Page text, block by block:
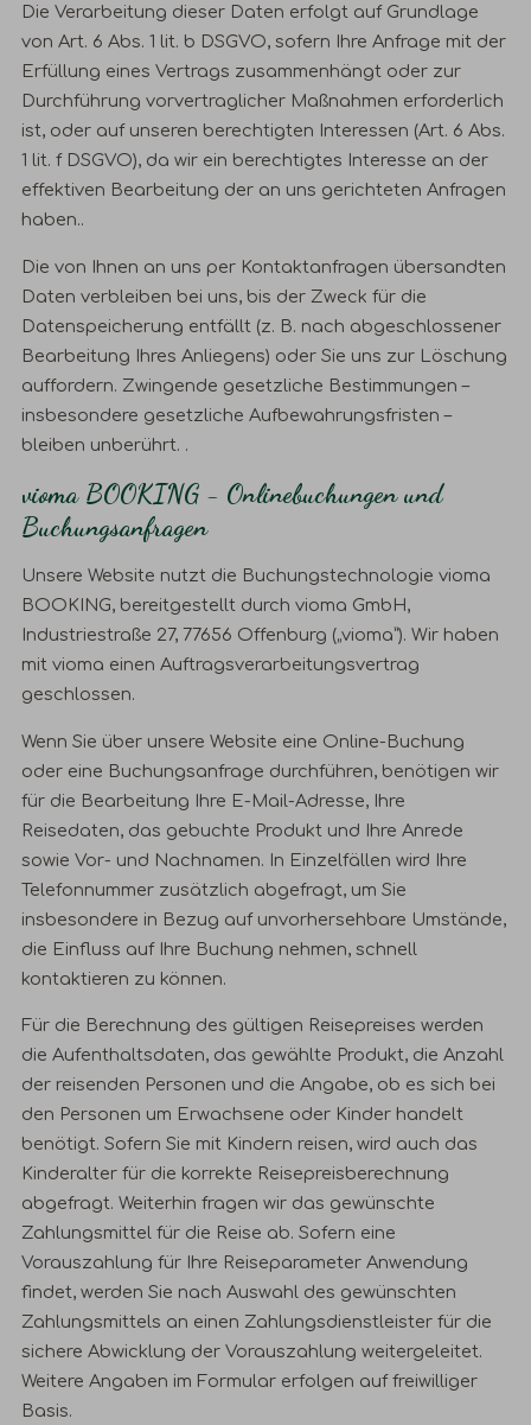
Die Verarbeitung dieser Daten erfolgt auf Grundlage
von Art. 6 Abs. 1 lit. b DSGVO, sofern Ihre Anfrage mit der
Erfüllung eines Vertrags zusammenhängt oder zur
Durchführung vorvertraglicher Maßnahmen erforderlich
ist, oder auf unseren berechtigten Interessen (Art. 6 Abs.
1 lit. f DSGVO), da wir ein berechtigtes Interesse an der
effektiven Bearbeitung der an uns gerichteten Anfragen
haben..
Die von Ihnen an uns per Kontaktanfragen übersandten
Daten verbleiben bei uns, bis der Zweck für die
Datenspeicherung entfällt (z. B. nach abgeschlossener
Bearbeitung Ihres Anliegens) oder Sie uns zur Löschung
auffordern. Zwingende gesetzliche Bestimmungen –
insbesondere gesetzliche Aufbewahrungsfristen –
bleiben unberührt. .
vioma BOOKING - Onlinebuchungen und
Buchungsanfragen
Unsere Website nutzt die Buchungstechnologie vioma
BOOKING, bereitgestellt durch vioma GmbH,
Industriestraße 27, 77656 Offenburg („vioma”). Wir haben
mit vioma einen Auftragsverarbeitungsvertrag
geschlossen.
Wenn Sie über unsere Website eine Online-Buchung
oder eine Buchungsanfrage durchführen, benötigen wir
für die Bearbeitung Ihre E-Mail-Adresse, Ihre
Reisedaten, das gebuchte Produkt und Ihre Anrede
sowie Vor- und Nachnamen. In Einzelfällen wird Ihre
Telefonnummer zusätzlich abgefragt, um Sie
insbesondere in Bezug auf unvorhersehbare Umstände,
die Einfluss auf Ihre Buchung nehmen, schnell
kontaktieren zu können.
Für die Berechnung des gültigen Reisepreises werden
die Aufenthaltsdaten, das gewählte Produkt, die Anzahl
der reisenden Personen und die Angabe, ob es sich bei
den Personen um Erwachsene oder Kinder handelt
benötigt. Sofern Sie mit Kindern reisen, wird auch das
Kinderalter für die korrekte Reisepreisberechnung
abgefragt. Weiterhin fragen wir das gewünschte
Zahlungsmittel für die Reise ab. Sofern eine
Vorauszahlung für Ihre Reiseparameter Anwendung
findet, werden Sie nach Auswahl des gewünschten
Zahlungsmittels an einen Zahlungsdienstleister für die
sichere Abwicklung der Vorauszahlung weitergeleitet.
Weitere Angaben im Formular erfolgen auf freiwilliger
Basis.